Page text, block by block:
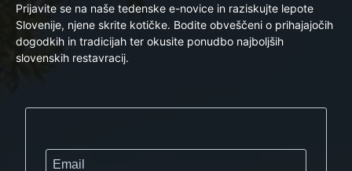
Prijavite se na naše tedenske e-novice in raziskujte lepote
Slovenije, njene skrite kotičke. Bodite obveščeni o prihajajočih
dogodkih in tradicijah ter okusite ponudbo najboljših
slovenskih restavracij.